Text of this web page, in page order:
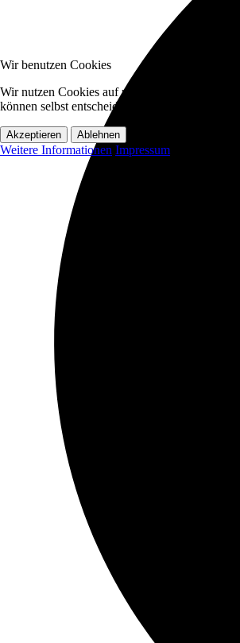
Wir benutzen Cookies
Wir nutzen Cookies auf unserer Website.
können selbst entscheiden, ob Sie die Cookies
Akzeptieren Ablehnen
Weitere Informationen Impressum